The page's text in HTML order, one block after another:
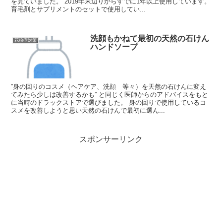
育毛剤とサプリメントのセットで使用してい...
花粉症対策
洗顔もかねて最初の天然の石けん
ハンドソープ
”身の回りのコスメ（ヘアケア、洗顔 等々）を天然の石けんに変え
てみたら少しは改善するかも” と同じく医師からのアドバイスをもと
に当時のドラックストアで選びました。 身の回りで使用しているコ
スメを改善しようと思い天然の石けんで最初に選ん...
スポンサーリンク